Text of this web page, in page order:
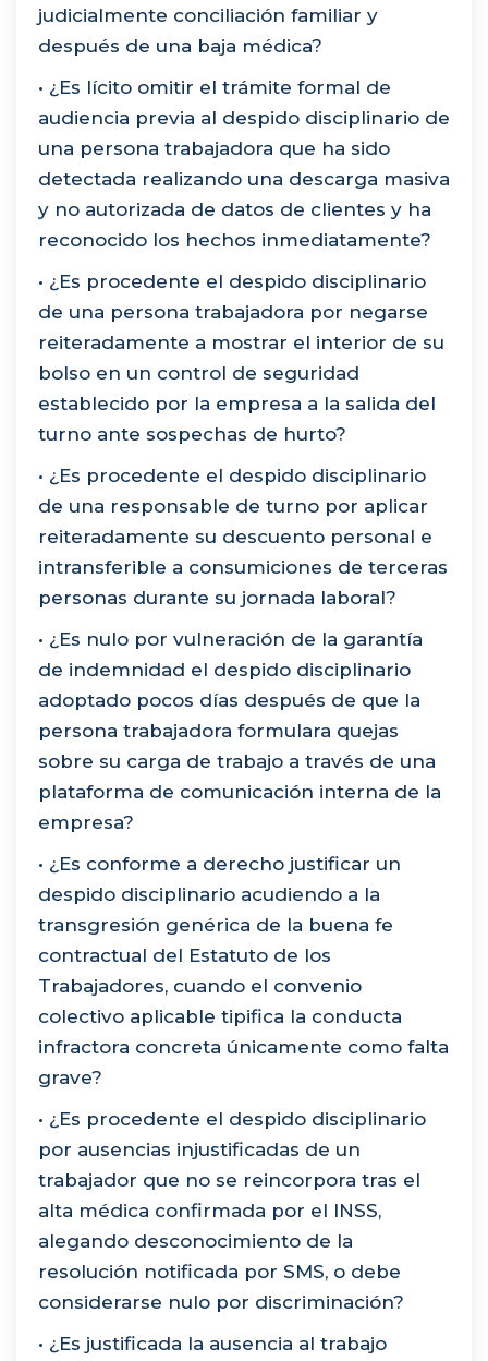
judicialmente conciliación familiar y
después de una baja médica?
• ¿Es lícito omitir el trámite formal de
audiencia previa al despido disciplinario de
una persona trabajadora que ha sido
detectada realizando una descarga masiva
y no autorizada de datos de clientes y ha
reconocido los hechos inmediatamente?
• ¿Es procedente el despido disciplinario
de una persona trabajadora por negarse
reiteradamente a mostrar el interior de su
bolso en un control de seguridad
establecido por la empresa a la salida del
turno ante sospechas de hurto?
• ¿Es procedente el despido disciplinario
de una responsable de turno por aplicar
reiteradamente su descuento personal e
intransferible a consumiciones de terceras
personas durante su jornada laboral?
• ¿Es nulo por vulneración de la garantía
de indemnidad el despido disciplinario
adoptado pocos días después de que la
persona trabajadora formulara quejas
sobre su carga de trabajo a través de una
plataforma de comunicación interna de la
empresa?
• ¿Es conforme a derecho justificar un
despido disciplinario acudiendo a la
transgresión genérica de la buena fe
contractual del Estatuto de los
Trabajadores, cuando el convenio
colectivo aplicable tipifica la conducta
infractora concreta únicamente como falta
grave?
• ¿Es procedente el despido disciplinario
por ausencias injustificadas de un
trabajador que no se reincorpora tras el
alta médica confirmada por el INSS,
alegando desconocimiento de la
resolución notificada por SMS, o debe
considerarse nulo por discriminación?
• ¿Es justificada la ausencia al trabajo